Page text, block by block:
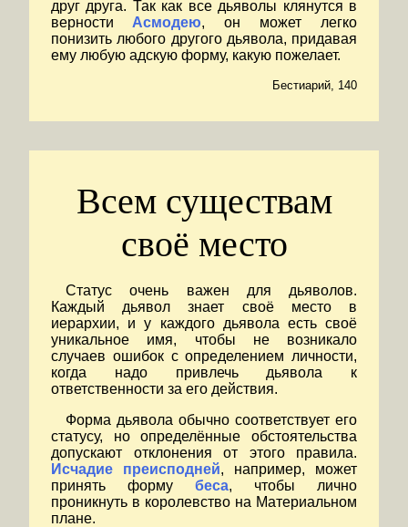
друг друга. Так как все дьяволы клянутся в
верности Асмодею, он может легко
понизить любого другого дьявола, придавая
ему любую адскую форму, какую пожелает.
Бестиарий, 140
Всем существам
своё место
Статус очень важен для дьяволов.
Каждый дьявол знает своё место в
иерархии, и у каждого дьявола есть своё
уникальное имя, чтобы не возникало
случаев ошибок с определением личности,
когда надо привлечь дьявола к
ответственности за его действия.
Форма дьявола обычно соответствует его
статусу, но определённые обстоятельства
допускают отклонения от этого правила.
Исчадие преисподней, например, может
принять форму беса, чтобы лично
проникнуть в королевство на Материальном
плане.